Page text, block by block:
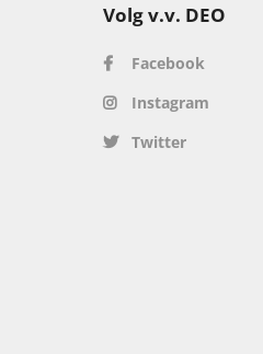
Volg v.v. DEO
Facebook
Instagram
Twitter